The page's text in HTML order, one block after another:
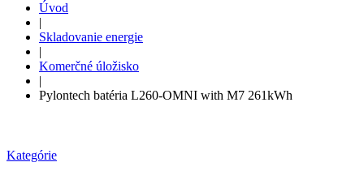
Úvod
|
Skladovanie energie
|
Komerčné úložisko
|
Pylontech batéria L260-OMNI with M7 261kWh
Kategórie